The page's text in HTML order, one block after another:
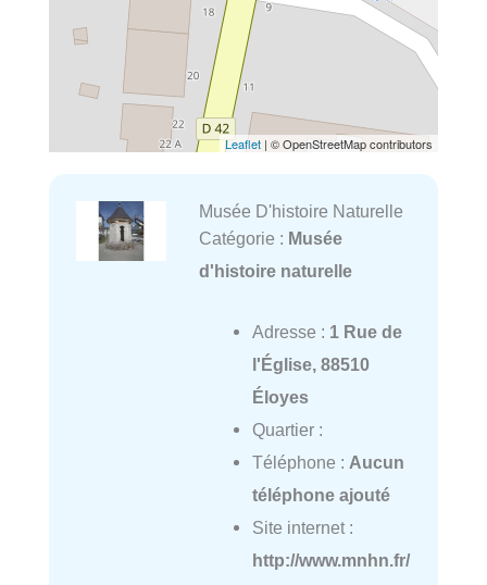
Leaflet | © OpenStreetMap contributors
Musée D'histoire Naturelle
Catégorie : Musée
d'histoire naturelle
Adresse : 1 Rue de
l'Église, 88510
Éloyes
Quartier :
Téléphone : Aucun
téléphone ajouté
Site internet :
http://www.mnhn.fr/